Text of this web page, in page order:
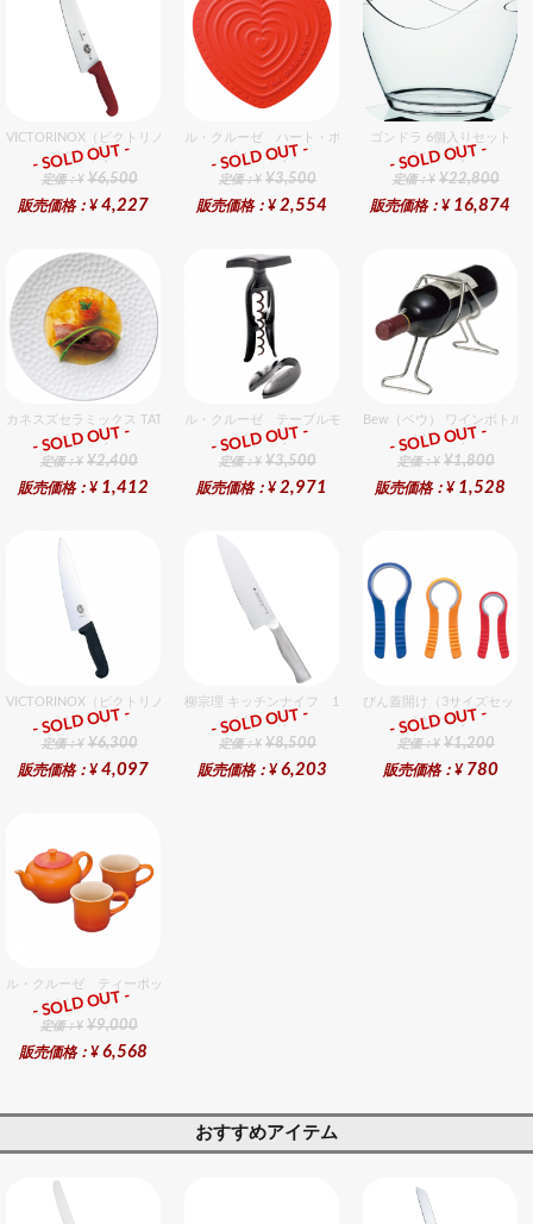
VICTORINOX（ビクトリノックス） シェフナイフ（牛刀）RD 25cm
総合ﾗﾝｷﾝｸﾞ
定価：¥ ¥6,500
販売価格：¥ 4,227
- SOLD OUT -
ル・クルーゼ ハート・ポット・ホルダー チェリーレッ
総合ﾗﾝｷﾝｸﾞ
定価：¥ ¥3,500
販売価格：¥ 2,554
- SOLD OUT -
ゴンドラ 6個入りセット
総合ﾗﾝｷﾝｸﾞ
定価：¥ ¥22,800
販売価格：¥ 16,874
- SOLD OUT -
カネスズセラミックス TATAKI27cmディナー
総合ﾗﾝｷﾝｸﾞ
定価：¥ ¥2,400
販売価格：¥ 1,412
- SOLD OUT -
ル・クルーゼ テーブルモデルギフトセット
総合ﾗﾝｷﾝｸﾞ
定価：¥ ¥3,500
販売価格：¥ 2,971
- SOLD OUT -
Bew（ベウ） ワインボト
総合ﾗﾝｷﾝｸﾞ
定価：¥ ¥1,800
販売価格：¥ 1,528
- SOLD OUT -
VICTORINOX（ビクトリノックス） プロフェッショナル 牛刀 25cm
総合ﾗﾝｷﾝｸﾞ
定価：¥ ¥6,300
販売価格：¥ 4,097
- SOLD OUT -
柳宗理 キッチンナイフ 18cm
総合ﾗﾝｷﾝｸﾞ
定価：¥ ¥8,500
販売価格：¥ 6,203
- SOLD OUT -
びん蓋開け（3サイズセット
総合ﾗﾝｷﾝｸﾞ
定価：¥ ¥1,200
販売価格：¥ 780
- SOLD OUT -
ル・クルーゼ ティーポット＆マグ（SS）（2個入）セット オレンジ
総合ﾗﾝｷﾝｸﾞ
定価：¥ ¥9,000
販売価格：¥ 6,568
- SOLD OUT -
おすすめアイテム